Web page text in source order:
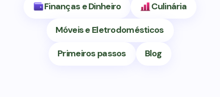
Finanças e Dinheiro
Culinária
Móveis e Eletrodomésticos
Primeiros passos
Blog